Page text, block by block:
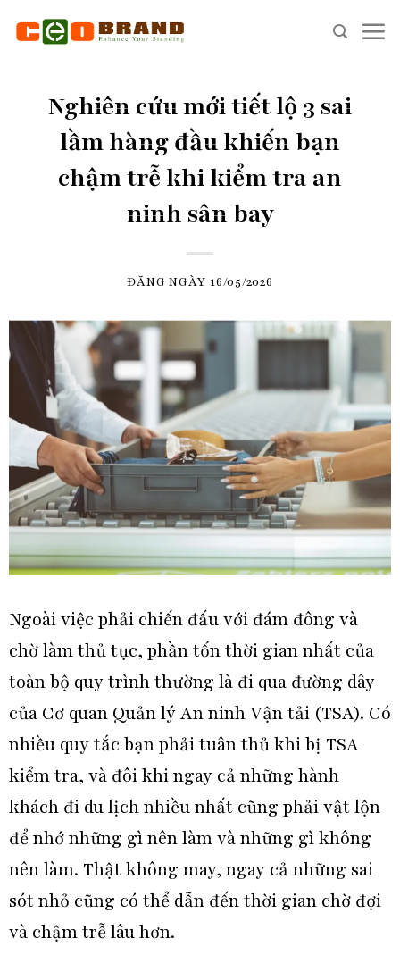
Nghiên cứu mới tiết lộ 3 sai
lầm hàng đầu khiến bạn
chậm trễ khi kiểm tra an
ninh sân bay
ĐĂNG NGÀY 16/05/2026
Ngoài việc phải chiến đấu với đám đông và
chờ làm thủ tục, phần tốn thời gian nhất của
toàn bộ quy trình thường là đi qua đường dây
của Cơ quan Quản lý An ninh Vận tải (TSA). Có
nhiều quy tắc bạn phải tuân thủ khi bị TSA
kiểm tra, và đôi khi ngay cả những hành
khách đi du lịch nhiều nhất cũng phải vật lộn
để nhớ những gì nên làm và những gì không
nên làm. Thật không may, ngay cả những sai
sót nhỏ cũng có thể dẫn đến thời gian chờ đợi
và chậm trễ lâu hơn.